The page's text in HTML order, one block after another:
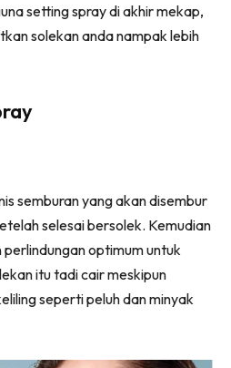
denganTerma Penggunaandan
Privasi
diterima. Terima kasih!
dan penjagaan diri
Rapi kini di seeNI.
sekarang!
DI SEENI
(Twitter)
setting spray di akhir mekap,
solekan anda nampak lebih
semburan yang akan disembur
selesai bersolek. Kemudian
optimum untuk
itu tadi cair meskipun
seperti peluh dan minyak